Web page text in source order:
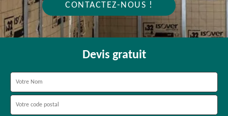
CONTACTEZ-NOUS !
Devis gratuit